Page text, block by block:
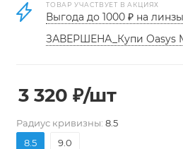
ТОВАР УЧАСТВУЕТ В АКЦИЯХ
Выгода до 1000 ₽ на
ЗАВЕРШЕНА_Купи Oasys
3 320 ₽/шт
Pадиус кривизны: 8.5
8.5
9.0
-9.00 -8.50 -8.00 -7.50
-2.75
-1.25